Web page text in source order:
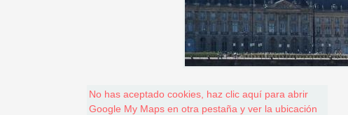
No has aceptado cookies, haz clic aquí para abrir
Google My Maps en otra pestaña y ver la ubicación